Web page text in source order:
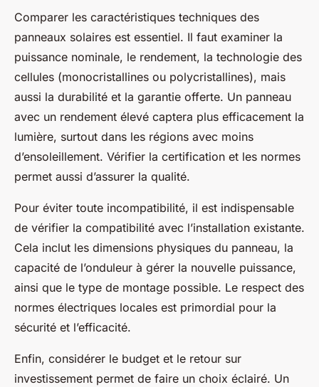
Comparer les caractéristiques techniques des
panneaux solaires est essentiel. Il faut examiner la
puissance nominale, le rendement, la technologie des
cellules (monocristallines ou polycristallines), mais
aussi la durabilité et la garantie offerte. Un panneau
avec un rendement élevé captera plus efficacement la
lumière, surtout dans les régions avec moins
d’ensoleillement. Vérifier la certification et les normes
permet aussi d’assurer la qualité.
Pour éviter toute incompatibilité, il est indispensable
de vérifier la compatibilité avec l’installation existante.
Cela inclut les dimensions physiques du panneau, la
capacité de l’onduleur à gérer la nouvelle puissance,
ainsi que le type de montage possible. Le respect des
normes électriques locales est primordial pour la
sécurité et l’efficacité.
Enfin, considérer le budget et le retour sur
investissement permet de faire un choix éclairé. Un